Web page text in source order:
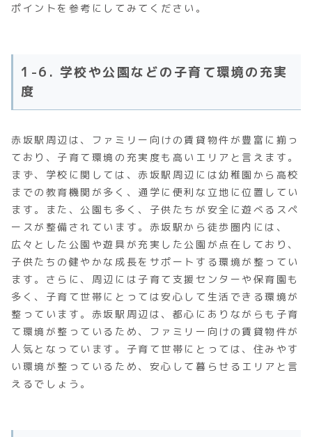
ポイントを参考にしてみてください。
1-6. 学校や公園などの子育て環境の充実
度
赤坂駅周辺は、ファミリー向けの賃貸物件が豊富に揃っ
ており、子育て環境の充実度も高いエリアと言えます。
まず、学校に関しては、赤坂駅周辺には幼稚園から高校
までの教育機関が多く、通学に便利な立地に位置してい
ます。また、公園も多く、子供たちが安全に遊べるスペ
ースが整備されています。赤坂駅から徒歩圏内には、
広々とした公園や遊具が充実した公園が点在しており、
子供たちの健やかな成長をサポートする環境が整ってい
ます。さらに、周辺には子育て支援センターや保育園も
多く、子育て世帯にとっては安心して生活できる環境が
整っています。赤坂駅周辺は、都心にありながらも子育
て環境が整っているため、ファミリー向けの賃貸物件が
人気となっています。子育て世帯にとっては、住みやす
い環境が整っているため、安心して暮らせるエリアと言
えるでしょう。